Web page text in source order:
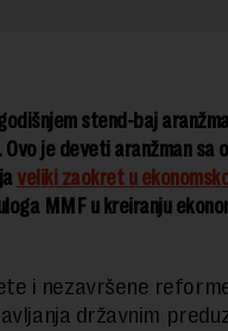
stend-baj
je deveti aranžman sa
veliki zaokret u
MMF u kreiranju
i nezavršene
državnim